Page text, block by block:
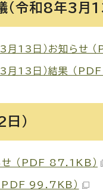
令和8年3月
月13日）お知らせ
月13日）結果 （
）
せ （PDF 87.1KB）
PDF 99.7KB）